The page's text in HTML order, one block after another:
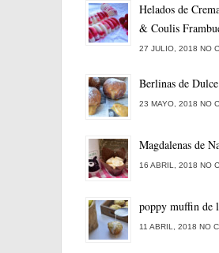
Helados de
& Coulis
27 JULIO, 2018 NO
Berlinas de
23 MAYO, 2018 NO
Magdalenas de
16 ABRIL, 2018 NO
poppy muffin de
11 ABRIL, 2018 NO